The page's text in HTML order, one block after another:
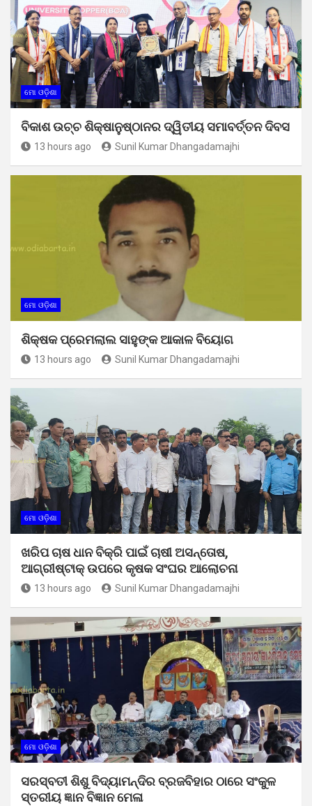
ମୋ ଓଡ଼ିଶା
ବିକାଶ ଉଚ୍ଚ ଶିକ୍ଷାନୁଷ୍ଠାନର ଦ୍ୱିତୀୟ ସମାବର୍ତ୍ତନ ଦିବସ
13 hours ago Sunil Kumar Dhangadamajhi
ମୋ ଓଡ଼ିଶା
ଶିକ୍ଷକ ପ୍ରେମଲାଲ ସାହୁଙ୍କ ଆକାଳ ବିୟୋଗ
13 hours ago Sunil Kumar Dhangadamajhi
ମୋ ଓଡ଼ିଶା
ଖରିପ ଚାଷ ଧାନ ବିକ୍ରି ପାଇଁ ଚାଷୀ ଅସନ୍ତୋଷ,
ଆଗ୍ରୀଷ୍ଟାକ୍ ଉପରେ କୃଷକ ସଂଘର ଆଲୋଚନା
13 hours ago Sunil Kumar Dhangadamajhi
ମୋ ଓଡ଼ିଶା
ସରସ୍ବତୀ ଶିଶୁ ବିଦ୍ୟାମନ୍ଦିର ବ୍ରଜବିହାର ଠାରେ ସଂକୁଳ
ସ୍ତରୀୟ ଜ୍ଞାନ ବିଜ୍ଞାନ ମେଳା